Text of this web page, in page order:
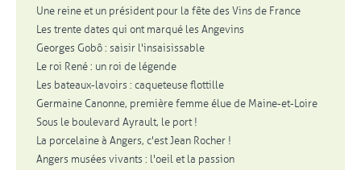
Une reine et un président pour la fête des Vins de France
Les trente dates qui ont marqué les Angevins
Georges Gobô : saisir l'insaisissable
Le roi René : un roi de légende
Les bateaux-lavoirs : caqueteuse flottille
Germaine Canonne, première femme élue de Maine-et-Loire
Sous le boulevard Ayrault, le port !
La porcelaine à Angers, c'est Jean Rocher !
Angers musées vivants : l'oeil et la passion